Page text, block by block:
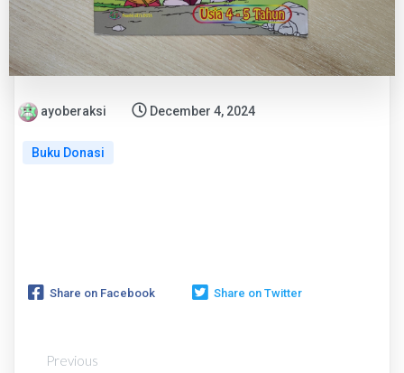
ayoberaksi December 4, 2024
Buku Donasi
Share on Facebook Share on Twitter
Previous